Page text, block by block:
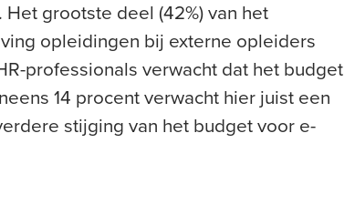
grootste deel (42%) van het
opleidingen bij externe opleiders
professionals verwacht dat het budget
14 procent verwacht hier juist een
stijging van het budget voor e-